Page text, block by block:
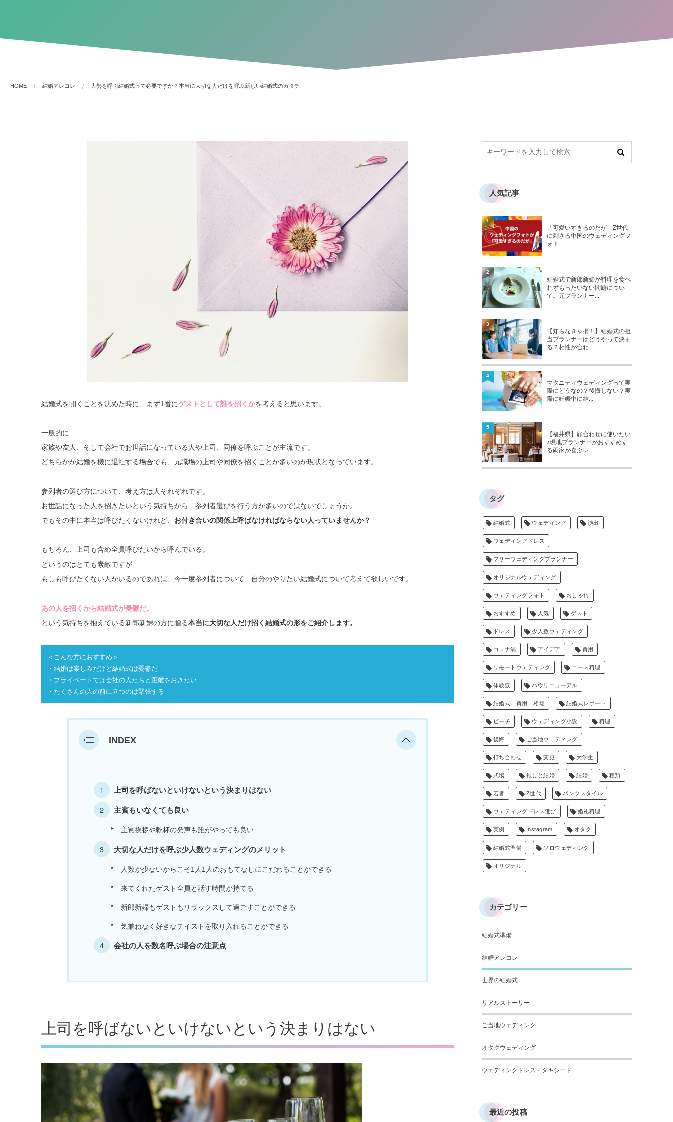
HOME 結婚アレコレ 大勢を呼ぶ結婚式って必要ですか？本当に大切な人だけを呼ぶ新しい結婚式のカタチ
結婚式を開くことを決めた時に、まず1番にゲストとして誰を招くかを考えると思います。
一般的に
家族や友人、そして会社でお世話になっている人や上司、同僚を呼ぶことが主流です。
どちらかが結婚を機に退社する場合でも、元職場の上司や同僚を招くことが多いのが現状となっています。
参列者の選び方について、考え方は人それぞれです。
お世話になった人を招きたいという気持ちから、参列者選びを行う方が多いのではないでしょうか。
でもその中に本当は呼びたくないけれど、 お付き合いの関係上呼ばなければならない人っていませんか？
もちろん、上司も含め全員呼びたいから呼んでいる。
というのはとても素敵ですが
もしも呼びたくない人がいるのであれば、今一度参列者について、自分のやりたい結婚式について考えて欲しいです。
あの人を招くから結婚式が憂鬱だ。
という気持ちを抱えている新郎新婦の方に贈る本当に大切な人だけ招く結婚式の形をご紹介します。
＜こんな方におすすめ＞
・結婚は楽しみだけど結婚式は憂鬱だ
・プライベートでは会社の人たちと距離をおきたい
・たくさんの人の前に立つのは緊張する
INDEX
上司を呼ばないといけないという決まりはない
主賓もいなくても良い
主賓挨拶や乾杯の発声も誰がやっても良い
大切な人だけを呼ぶ少人数ウェディングのメリット
人数が少ないからこそ1人1人のおもてなしにこだわることができる
来てくれたゲスト全員と話す時間が持てる
新郎新婦もゲストもリラックスして過ごすことができる
気兼ねなく好きなテイストを取り入れることができる
会社の人を数名呼ぶ場合の注意点
上司を呼ばないといけないという決まりはない
人気記事
「可愛いすぎるのだが」Z世代
に刺さる中国のウェディングフ
ォト
1
結婚式で新郎新婦が料理を食べ
れずもったいない問題につい
て。元プランナー...
2
【知らなきゃ損！】結婚式の担
当プランナーはどうやって決ま
る？相性が合わ...
3
マタニティウェディングって実
際にどうなの？後悔しない？実
際に妊娠中に結...
4
【福井県】顔合わせに使いたい
♪現地プランナーがおすすめす
る両家が喜ぶレ...
5
タグ
結婚式 ウェディング 演出
ウェディングドレス
フリーウェディングプランナー
オリジナルウェディング
ウェディングフォト おしゃれ
おすすめ 人気 ゲスト
ドレス 少人数ウェディング
コロナ渦 アイデア 費用
リモートウェディング コース料理
体験談 バウリニューアル
結婚式 費用 相場 結婚式レポート
ビーチ ウェディング小説 料理
後悔 ご当地ウェディング
打ち合わせ 変更 大学生
式場 推しと結婚 結婚 種類
若者 Z世代 パンツスタイル
ウェディングドレス選び 婚礼料理
実例 Instagram オタク
結婚式準備 ソロウェディング
オリジナル
カテゴリー
結婚式準備
結婚アレコレ
世界の結婚式
リアルストーリー
ご当地ウェディング
オタクウェディング
ウェディングドレス・タキシード
最近の投稿